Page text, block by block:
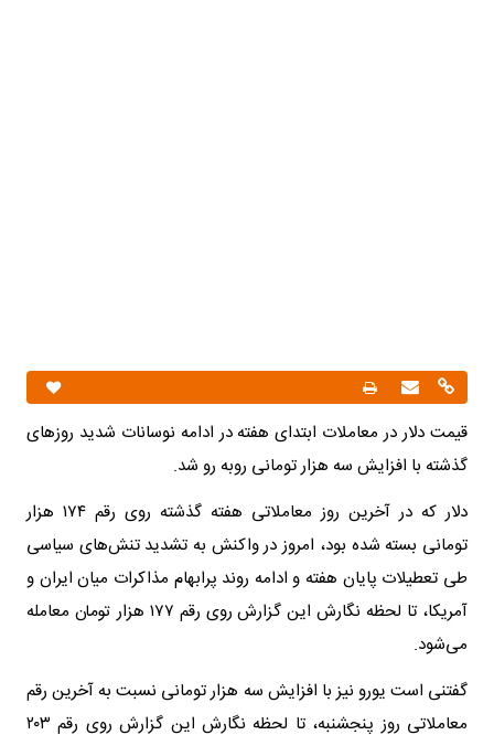
قیمت دلار در معاملات ابتدای هفته در ادامه نوسانات شدید روزهای
گذشته با افزایش سه هزار تومانی روبه رو شد.
دلار که در آخرین روز معاملاتی هفته گذشته روی رقم ۱۷۴ هزار
تومانی بسته شده بود، امروز در واکنش به تشدید تنش‌های سیاسی
طی تعطیلات پایان هفته و ادامه روند پرابهام مذاکرات میان ایران و
آمریکا، تا لحظه نگارش این گزارش روی رقم ۱۷۷ هزار تومان معامله
می‌شود.
گفتنی است یورو نیز با افزایش سه هزار تومانی نسبت به آخرین رقم
معاملاتی روز پنجشنبه، تا لحظه نگارش این گزارش روی رقم ۲۰۳